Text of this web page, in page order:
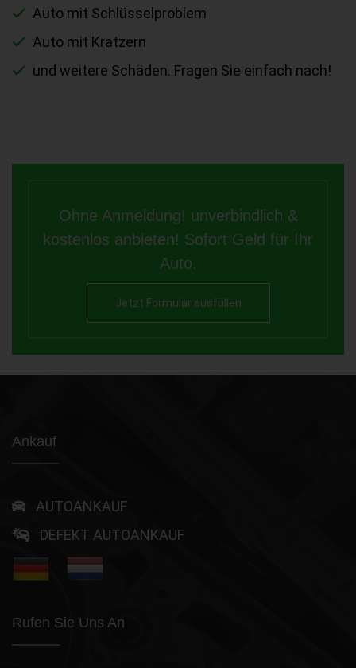
Auto mit Schlüsselproblem
Auto mit Kratzern
und weitere Schäden. Fragen Sie einfach nach!
Ohne Anmeldung! unverbindlich &
kostenlos anbieten! Sofort Geld für Ihr
Auto.
Jetzt Formular ausfüllen
Ankauf
AUTOANKAUF
DEFEKT AUTOANKAUF
Rufen Sie Uns An